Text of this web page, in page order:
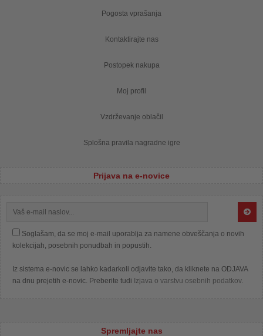
Pogosta vprašanja
Kontaktirajte nas
Postopek nakupa
Moj profil
Vzdrževanje oblačil
Splošna pravila nagradne igre
Prijava na e-novice
Soglašam, da se moj e-mail uporablja za namene obveščanja o novih
kolekcijah, posebnih ponudbah in popustih.
Iz sistema e-novic se lahko kadarkoli odjavite tako, da kliknete na ODJAVA
na dnu prejetih e-novic. Preberite tudi Izjava o varstvu osebnih podatkov.
Spremljajte nas